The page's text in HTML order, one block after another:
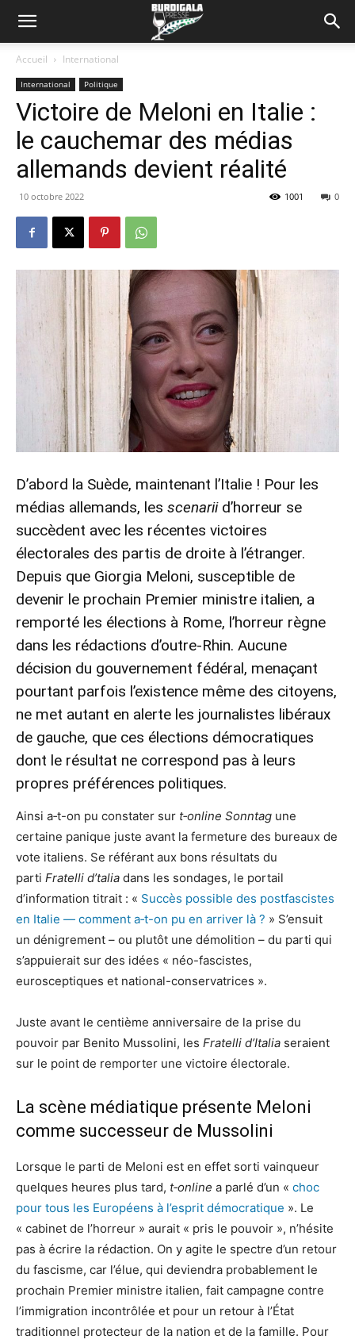
Accueil International
International Politique
Victoire de Meloni en Italie :
le cauchemar des médias
allemands devient réalité
10 octobre 2022 0
1001
D’abord la Suède, maintenant l’Italie ! Pour les
médias allemands, les scenariid’horreur se
succèdent avec les récentes victoires
électorales des partis de droite à l’étranger.
Depuis que Giorgia Meloni, susceptible de
devenir le prochain Premier ministre italien, a
remporté les élections à Rome, l’horreur règne
dans les rédactions d’outre-Rhin. Aucune
décision du gouvernement fédéral, menaçant
pourtant parfois l’existence même des citoyens,
ne met autant en alerte les journalistes libéraux
de gauche, que ces élections démocratiques
dont le résultat ne correspond pas à leurs
propres préférences politiques.
Ainsi a‑t-on pu constater sur t‑online Sonntag une
certaine panique juste avant la fermeture des bureaux de
vote italiens. Se référant aux bons résultats du
parti Fratelli d’talia dans les sondages, le portail
d’information titrait : « Succès possible des postfascistes
en Italie — comment a‑t-on pu en arriver là ? » S’ensuit
un dénigrement – ou plutôt une démolition – du parti qui
s’appuierait sur des idées « néo-fascistes,
eurosceptiques et national-conservatrices ».
Juste avant le centième anniversaire de la prise du
pouvoir par Benito Mussolini, les Fratelli d’Italia seraient
sur le point de remporter une victoire électorale.
La scène médiatique présente Meloni
comme successeur de Mussolini
Lorsque le parti de Meloni est en effet sorti vainqueur
quelques heures plus tard, t‑online a parlé d’un « choc
pour tous les Européens à l’esprit démocratique ». Le
« cabinet de l’horreur » aurait « pris le pouvoir », n’hésite
pas à écrire la rédaction. On y agite le spectre d’un retour
du fascisme, car l’élue, qui deviendra probablement le
prochain Premier ministre italien, fait campagne contre
l’immigration incontrôlée et pour un retour à l’État
traditionnel protecteur de la nation et de la famille. Pour